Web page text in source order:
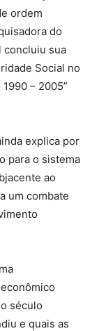
ordem
do
concluiu sua
Social no
– 2005”
explica por
para o sistema
ao
um combate
século
e quais as